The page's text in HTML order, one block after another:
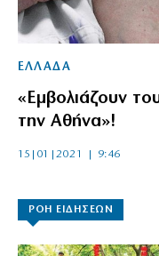
ΕΛΛΑΔΑ
«Εμβολιάζουν
την Αθήνα»!
15|01|2021 | 9:46
ΡΟΗ ΕΙΔΗΣΕΩΝ